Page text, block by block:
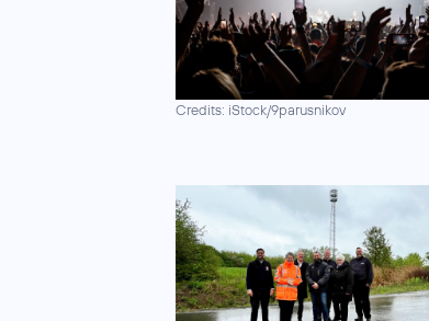
Credits: iStock/9parusnikov